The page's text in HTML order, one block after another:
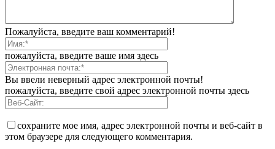
Пожалуйста, введите ваш комментарий!
пожалуйста, введите ваше имя здесь
Вы ввели неверный адрес электронной почты!
пожалуйста, введите свой адрес электронной почты здесь
сохраните мое имя, адрес электронной почты и веб-сайт в
этом браузере для следующего комментария.